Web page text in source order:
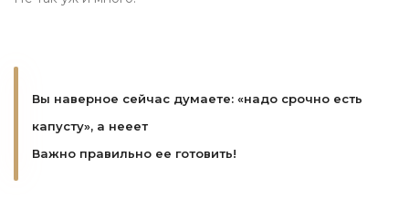
Вы наверное сейчас думаете: «надо срочно есть
капусту», а нееет
Важно правильно ее готовить!